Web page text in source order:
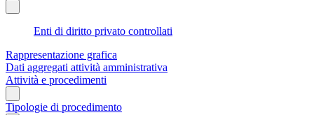
Enti di diritto privato controllati
Rappresentazione grafica
Dati aggregati attività amministrativa
Attività e procedimenti
Tipologie di procedimento